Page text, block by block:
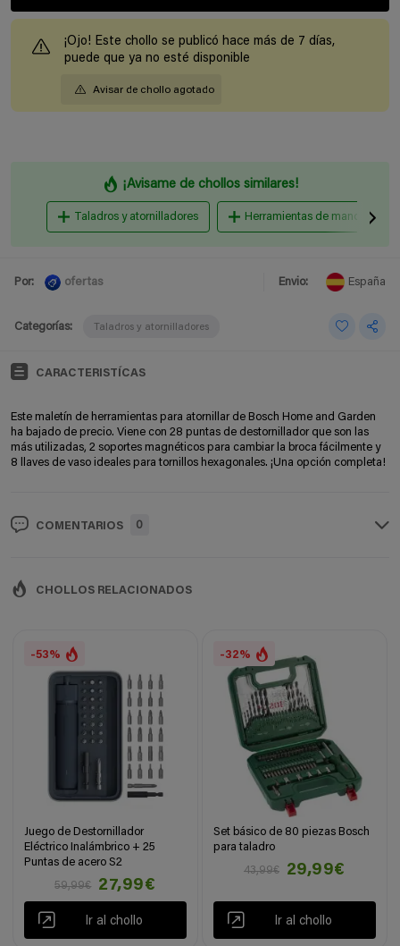
¡Ojo! Este chollo se publicó hace más de 7 días,
puede que ya no esté disponible
Avisar de chollo agotado
¡Avisame de chollos similares!
Taladros y atornilladores Herramientas de mano y
Por: ofertas Envio: España
Categorías: Taladros y atornilladores
CARACTERISTÍCAS
Este maletín de herramientas para atornillar de Bosch Home and Garden
ha bajado de precio. Viene con 28 puntas de destornillador que son las
más utilizadas, 2 soportes magnéticos para cambiar la broca fácilmente y
8 llaves de vaso ideales para tornillos hexagonales. ¡Una opción completa!
COMENTARIOS 0
CHOLLOS RELACIONADOS
-53%
Juego de Destornillador
Eléctrico Inalámbrico + 25
Puntas de acero S2
59,99€
27,99€
Ir al chollo
-32%
Set básico de 80 piezas Bosch
para taladro
43,99€
29,99€
Ir al chollo